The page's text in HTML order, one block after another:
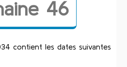
46
contient les dates suivantes